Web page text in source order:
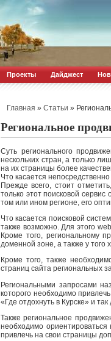
Проекты Дайджест
Главная » Статьи »
Региональное
Суть регионального
нескольких стран, а только
на их страницы более
Что касается
Прежде всего, стоит
только этот поисковой
том или ином регионе, его
Что касается поисковой
также возможно. Для этого
Кроме того, региональному
доменной зоне, а также у того
Кроме того, также
страниц сайта региональных
Региональными запросами
которого необходимо
«Где отдохнуть в Курске» и так
Также региональное
необходимо
привлечь на свои страницы